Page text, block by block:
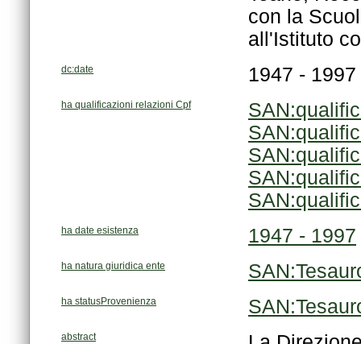
all'Istituto
dc:date 1947 - 1997
ha qualificazioni relazioni Cpf
ha date esistenza 1947 - 1997
ha natura giuridica ente
ha statusProvenienza
abstract